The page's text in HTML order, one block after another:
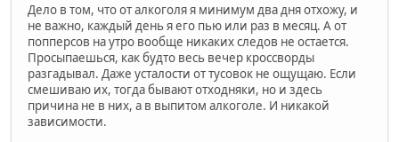
Дело в том, что от алкоголя я минимум два дня отхожу, и
не важно, каждый день я его пью или раз в месяц. А от
попперсов на утро вообще никаких следов не остается.
Просыпаешься, как будто весь вечер кроссворды
разгадывал. Даже усталости от тусовок не ощущаю. Если
смешиваю их, тогда бывают отходняки, но и здесь
причина не в них, а в выпитом алкоголе. И никакой
зависимости.